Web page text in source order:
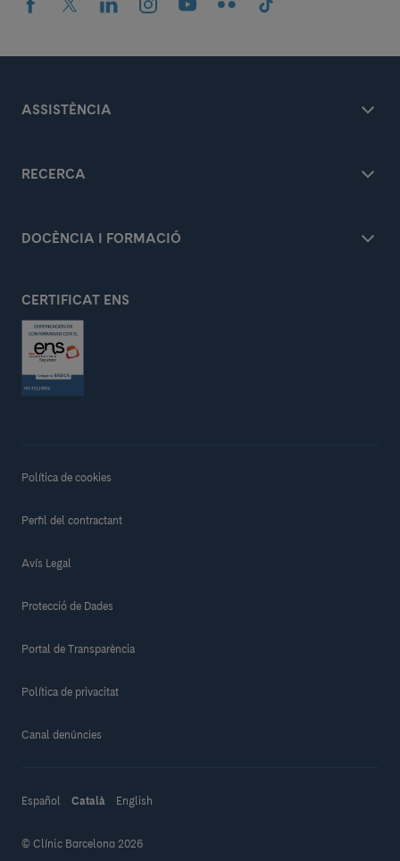
ASSISTÈNCIA
RECERCA
DOCÈNCIA I FORMACIÓ
CERTIFICAT ENS
Política de cookies
Perfil del contractant
Avís Legal
Protecció de Dades
Portal de Transparència
Política de privacitat
Canal denúncies
Español Català English
© Clínic Barcelona 2026